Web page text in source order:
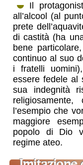
Il
all’alcool (al
prete
di castità (ha
bene
continuo al suo
i fratelli
essere fedele al
sua indegnità
l’esempio che
maggiore
popolo di Dio
regime ateo.